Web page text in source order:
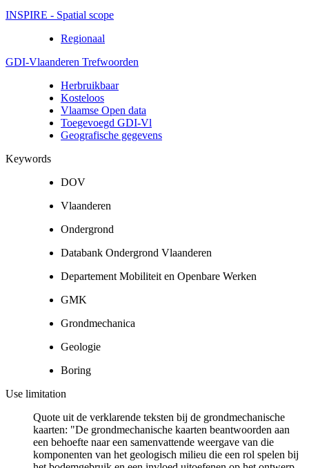
INSPIRE - Spatial scope
Regionaal
GDI-Vlaanderen Trefwoorden
Herbruikbaar
Kosteloos
Vlaamse Open data
Toegevoegd GDI-Vl
Geografische gegevens
Keywords
DOV
Vlaanderen
Ondergrond
Databank Ondergrond Vlaanderen
Departement Mobiliteit en Openbare Werken
GMK
Grondmechanica
Geologie
Boring
Use limitation
Quote uit de verklarende teksten bij de grondmechanische
kaarten: "De grondmechanische kaarten beantwoorden aan
een behoefte naar een samenvattende weergave van die
komponenten van het geologisch milieu die een rol spelen bij